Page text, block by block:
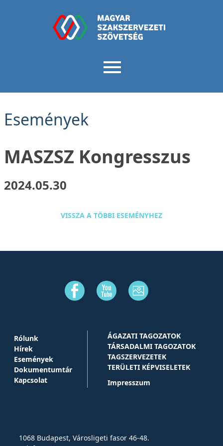
Események
MASZSZ Kongresszus
2024.05.30
VISSZA A TÖBBI ESEMÉNYHEZ
Rólunk
Hírek
Események
Dokumentumtár
Kapcsolat
ÁGAZATI TAGOZATOK
TÁRSADALMI TAGOZATOK
TAGSZERVEZETEK
TERÜLETI KÉPVISELETEK
Impresszum
1068 Budapest, Városligeti fasor 46-48.